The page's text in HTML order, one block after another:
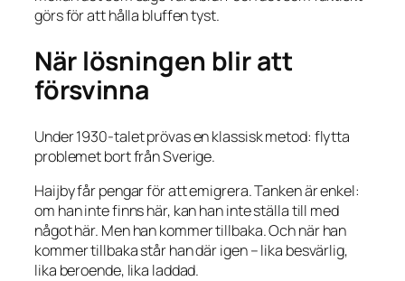
görs för att hålla bluffen tyst.
När lösningen blir att
försvinna
Under 1930-talet prövas en klassisk metod: flytta
problemet bort från Sverige.
Haijby får pengar för att emigrera. Tanken är enkel:
om han inte finns här, kan han inte ställa till med
något här. Men han kommer tillbaka. Och när han
kommer tillbaka står han där igen – lika besvärlig,
lika beroende, lika laddad.